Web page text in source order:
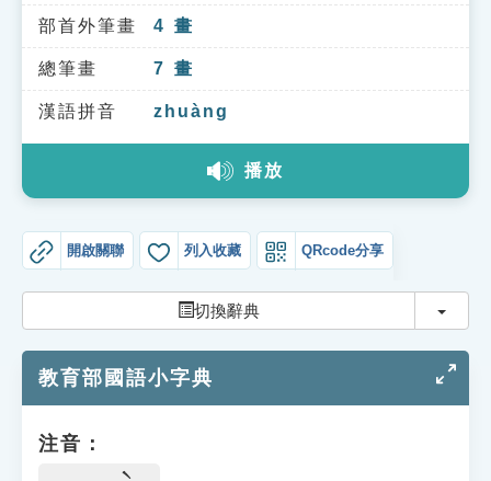
知識索引
單字索引
生命大百科索引
教學應用
貓頭鷹博士
部首外筆畫 4 畫
總筆畫 7 畫
漢語拼音 zhuàng
播放
開啟關聯 列入收藏 QRcode分享
切換辭典 切換
教育部國語小字典
注音：